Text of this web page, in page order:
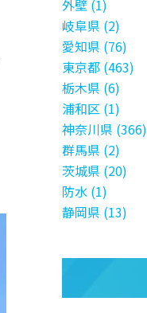
外壁 (1)
岐阜県 (2)
愛知県 (76)
東京都 (463)
栃木県 (6)
浦和区 (1)
神奈川県 (366)
群馬県 (2)
茨城県 (20)
防水 (1)
静岡県 (13)